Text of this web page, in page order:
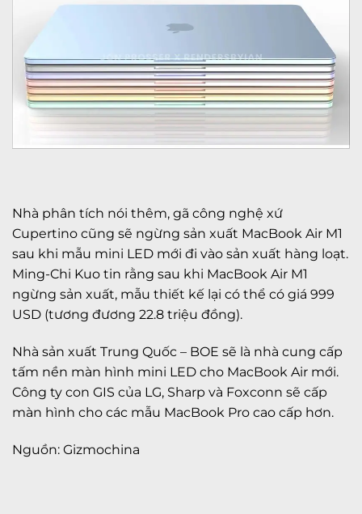
Nhà phân tích nói thêm, gã công nghệ xứ
Cupertino cũng sẽ ngừng sản xuất MacBook Air M1
sau khi mẫu mini LED mới đi vào sản xuất hàng loạt.
Ming-Chi Kuo tin rằng sau khi MacBook Air M1
ngừng sản xuất, mẫu thiết kế lại có thể có giá 999
USD (tương đương 22.8 triệu đồng).
Nhà sản xuất Trung Quốc – BOE sẽ là nhà cung cấp
tấm nền màn hình mini LED cho MacBook Air mới.
Công ty con GIS của LG, Sharp và Foxconn sẽ cấp
màn hình cho các mẫu MacBook Pro cao cấp hơn.
Nguồn: Gizmochina